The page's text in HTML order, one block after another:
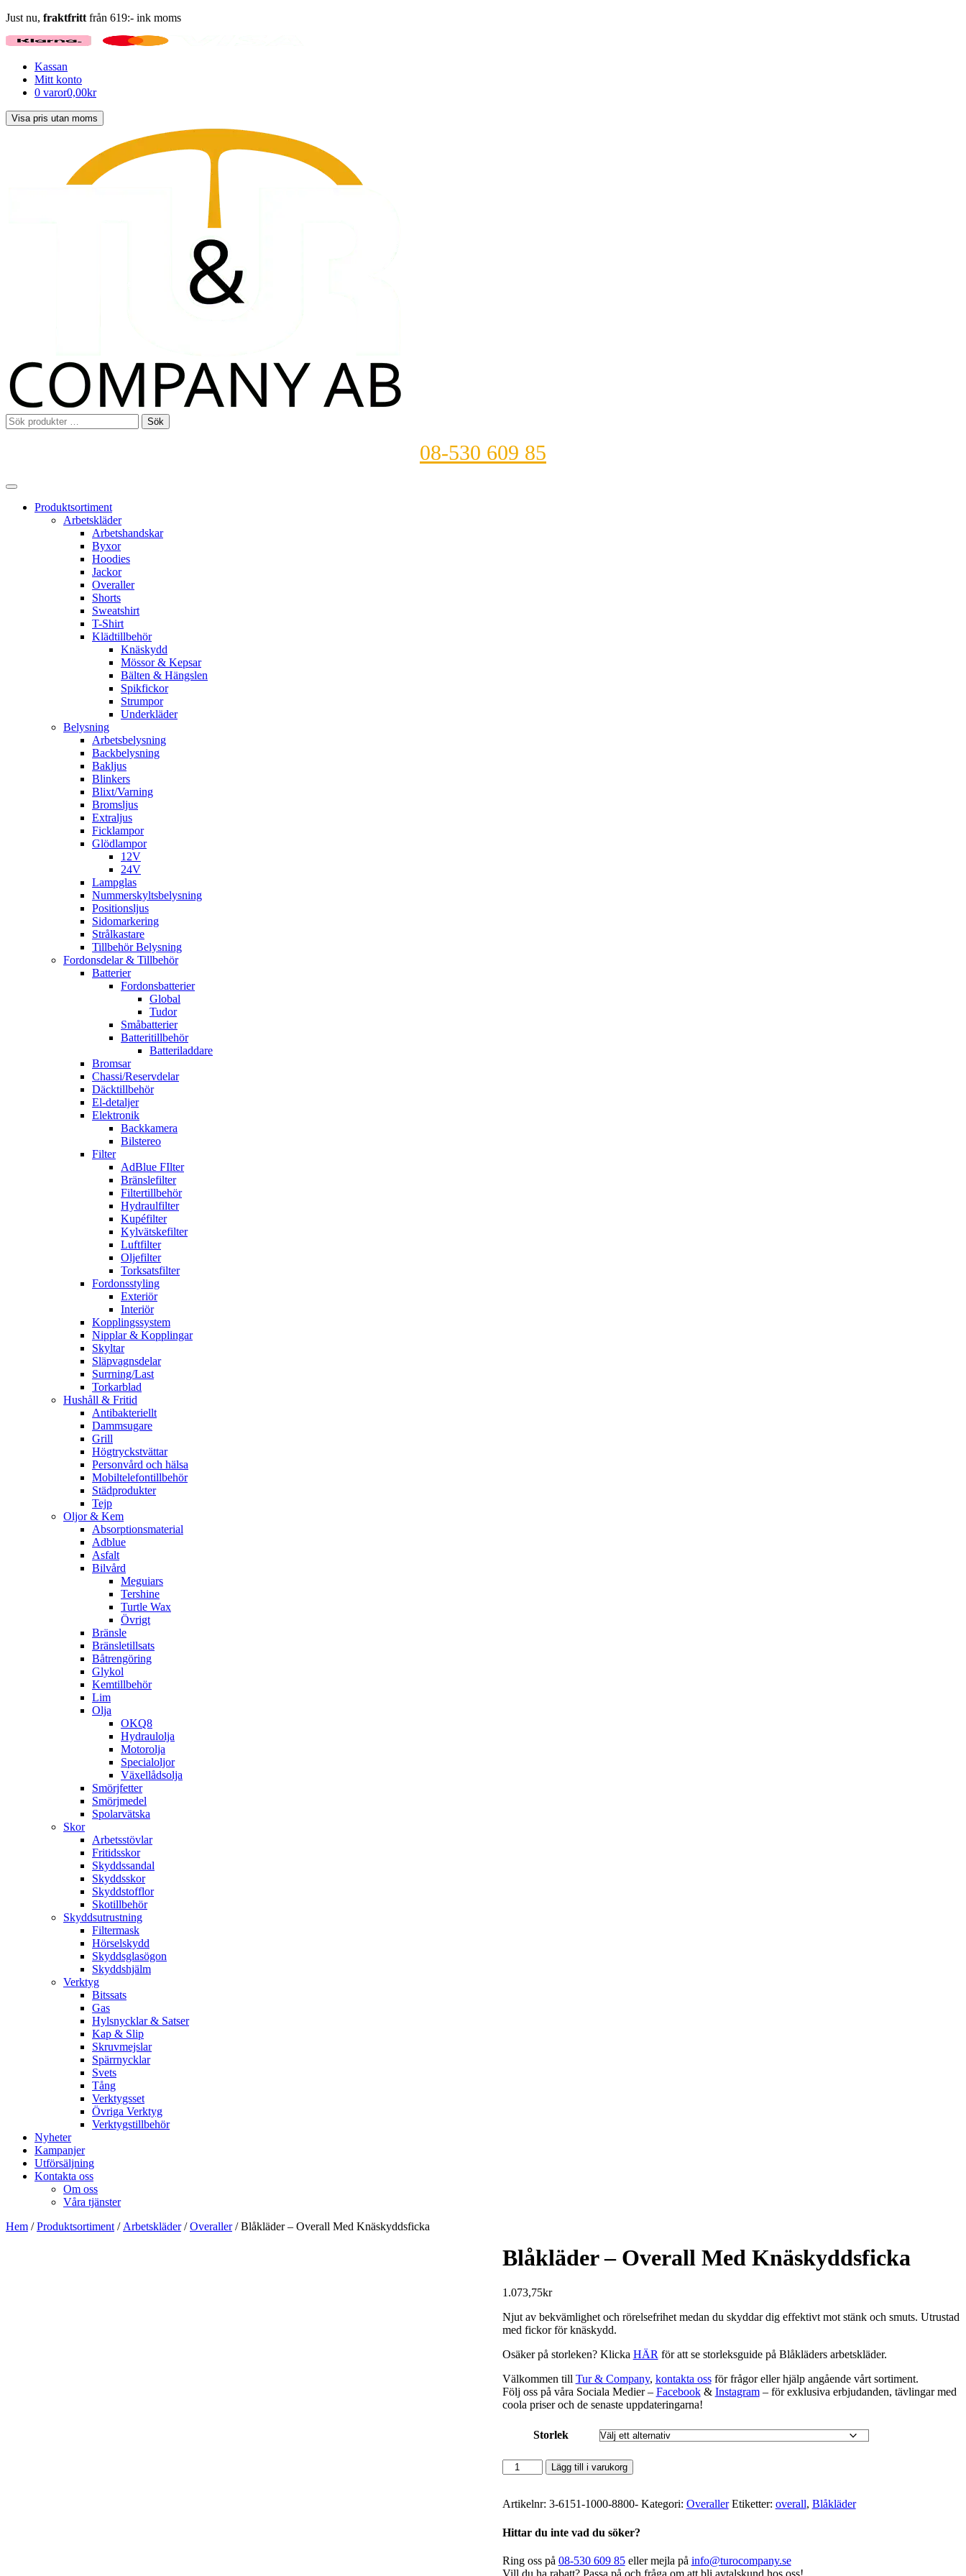
Just nu, fraktfritt från 619:- ink moms
Kassan
Mitt konto
0 varor0,00kr
Sök
efter:
Sök
08-530 609 85
Produktsortiment
Arbetskläder
Arbetshandskar
Byxor
Hoodies
Jackor
Overaller
Shorts
Sweatshirt
T-Shirt
Klädtillbehör
Knäskydd
Mössor & Kepsar
Bälten & Hängslen
Spikfickor
Strumpor
Underkläder
Belysning
Arbetsbelysning
Backbelysning
Bakljus
Blinkers
Blixt/Varning
Bromsljus
Extraljus
Ficklampor
Glödlampor
12V
24V
Lampglas
Nummerskyltsbelysning
Positionsljus
Sidomarkering
Strålkastare
Tillbehör Belysning
Fordonsdelar & Tillbehör
Batterier
Fordonsbatterier
Global
Tudor
Småbatterier
Batteritillbehör
Batteriladdare
Bromsar
Chassi/Reservdelar
Däcktillbehör
El-detaljer
Elektronik
Backkamera
Bilstereo
Filter
AdBlue FIlter
Bränslefilter
Filtertillbehör
Hydraulfilter
Kupéfilter
Kylvätskefilter
Luftfilter
Oljefilter
Torksatsfilter
Fordonsstyling
Exteriör
Interiör
Kopplingssystem
Nipplar & Kopplingar
Skyltar
Släpvagnsdelar
Surrning/Last
Torkarblad
Hushåll & Fritid
Antibakteriellt​
Dammsugare
Grill
Högtryckstvättar
Personvård och hälsa
Mobiltelefontillbehör
Städprodukter
Tejp
Oljor & Kem
Absorptionsmaterial
Adblue
Asfalt
Bilvård
Meguiars
Tershine
Turtle Wax
Övrigt
Bränsle
Bränsletillsats
Båtrengöring
Glykol
Kemtillbehör
Lim
Olja
OKQ8
Hydraulolja
Motorolja
Specialoljor
Växellådsolja
Smörjfetter
Smörjmedel
Spolarvätska
Skor
Arbetsstövlar
Fritidsskor
Skyddssandal
Skyddsskor
Skyddstofflor
Skotillbehör
Skyddsutrustning
Filtermask
Hörselskydd
Skyddsglasögon
Skyddshjälm
Verktyg
Bitssats
Gas
Hylsnycklar & Satser
Kap & Slip
Skruvmejslar
Spärrnycklar
Svets
Tång
Verktygsset
Övriga Verktyg
Verktygstillbehör
Nyheter
Kampanjer
Utförsäljning
Kontakta oss
Om oss
Våra tjänster
Hem /Produktsortiment / Arbetskläder/Overaller/ Blåkläder – Overall Med Knäskyddsficka
Blåkläder – Overall Med Knäskyddsficka
1.073,75kr
Njut av bekvämlighet och rörelsefrihet medan du skyddar dig effektivt mot stänk och smuts. Utrustad
med fickor för knäskydd.
Osäker på storleken? Klicka HÄRför att se storleksguide på Blåkläders arbetskläder.
Välkommen till Tur & Company, kontakta ossför frågor eller hjälp angående vårt sortiment.
Följ oss på våra Sociala Medier – Facebook& Instagram– för exklusiva erbjudanden, tävlingar med
coola priser och de senaste uppdateringarna!
Storlek
Blåkläder
-
Med
mängd
Lägg till i varukorg
Artikelnr: 3-6151-1000-8800- Kategori: Overaller Etiketter: overall, Blåkläder
Hittar du inte vad du söker?
Ring oss på 08-530 609 85eller mejla på info@turocompany.se
Vill du ha rabatt? Passa på och fråga om att bli avtalskund hos oss!